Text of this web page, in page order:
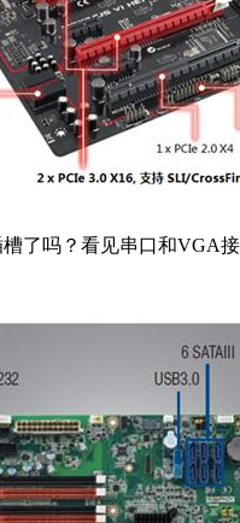
了吗？看见串口和VGA